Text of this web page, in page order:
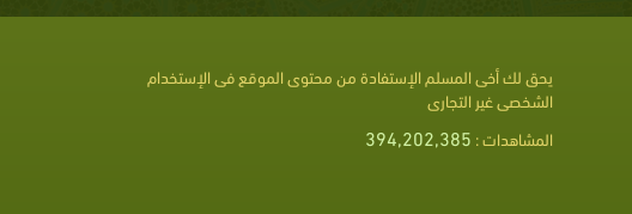
يحق لك أخى المسلم الإستفادة من محتوى الموقع فى الإستخدام
الشخصى غير التجارى
المشاهدات : 394,202,385